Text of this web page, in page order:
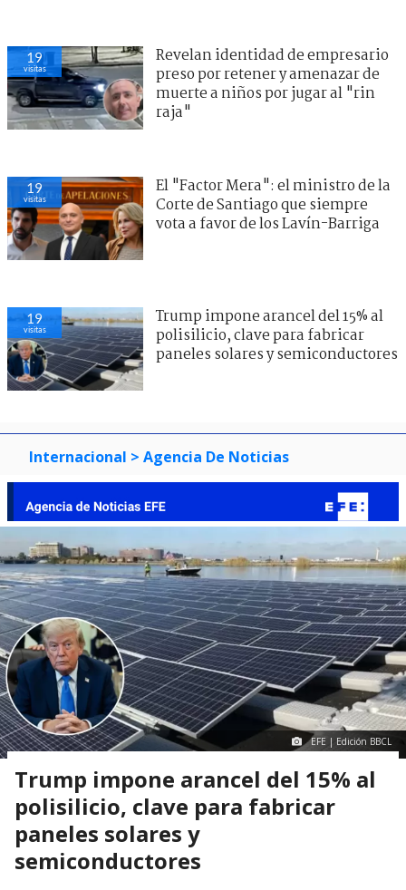
19
visitas
Revelan identidad de empresario
preso por retener y amenazar de
muerte a niños por jugar al "rin
raja"
19
visitas
El "Factor Mera": el ministro de la
Corte de Santiago que siempre
vota a favor de los Lavín-Barriga
19
visitas
Trump impone arancel del 15% al
polisilicio, clave para fabricar
paneles solares y semiconductores
Internacional > Agencia De Noticias
EFE | Edición BBCL
Trump impone arancel del 15% al
polisilicio, clave para fabricar
paneles solares y
semiconductores